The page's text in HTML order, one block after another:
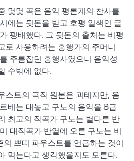
몇몇 곡은 음악 평론계의 찬사를
에는 뒷돈을 받고 호평 일색인 글
팽배했다. 그 뒷돈의 출처는 비평
로 사용하려는 흥행가의 주머니
주름잡던 흥행사였으니 음악성
수밖에 없다.
스트의 극작 원본은 괴테지만, 음
베는 대놓고 구노의 음악을 B급
최고의 작곡가 구노는 별다른 반
대작곡가 반열에 오른 구노는 비
쁘띠 파우스트를 언급하는 것이
먹는다고 생각했을지도 모른다.